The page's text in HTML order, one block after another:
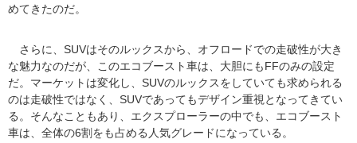
めてきたのだ。
さらに、SUVはそのルックスから、オフロードでの走破性が大き
な魅力なのだが、このエコブースト車は、大胆にもFFのみの設定
だ。マーケットは変化し、SUVのルックスをしていても求められる
のは走破性ではなく、SUVであってもデザイン重視となってきてい
る。そんなこともあり、エクスプローラーの中でも、エコブースト
車は、全体の6割をも占める人気グレードになっている。